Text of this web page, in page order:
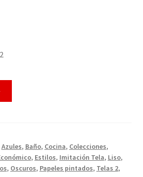
las cookies
Azules, Baño, Cocina, Colecciones,
, Estilos, Imitación Tela, Liso,
, Oscuros, Papeles pintados, Telas 2,